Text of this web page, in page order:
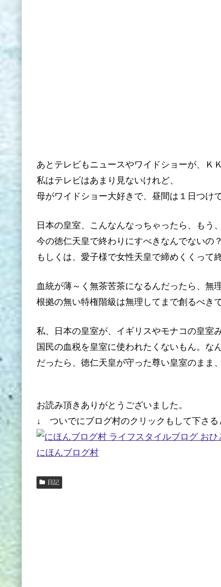
あとテレビもニュースやワイドショーが、Ｋ
私はテレビはあまり見ないけれど、
母がワイドショー大好きで、昼間は１日つけ
日本の皇室、こんなんなっちゃったら、もう
今の徳仁天皇で終わりにすべきなんでないの
もしくは、愛子様で女性天皇で締めくくって
血統が薄～く無茶苦茶になるんだったら、無
根拠の無い特権階級は無理してまで創るべき
私、日本の皇室が、イギリスやモナコの皇室
国民の血税を皇室に使われたくないもん。な
だったら、徳仁天皇が守った尊い皇室のまま
お読み頂きありがとうございました。
↓ ついでにブログ村のクリックもして下さる
にほんブログ村
日記